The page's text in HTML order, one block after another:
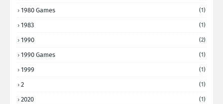
1980 Games (1)
1983 (1)
1990 (2)
1990 Games (1)
1999 (1)
2 (1)
2020 (1)